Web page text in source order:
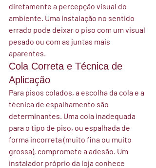
diretamente a percepção visual do
ambiente. Uma instalação no sentido
errado pode deixar o piso com um visual
pesado ou com as juntas mais
aparentes.
Cola Correta e Técnica de
Aplicação
Para pisos colados, a escolha da cola e a
técnica de espalhamento são
determinantes. Uma cola inadequada
para o tipo de piso, ou espalhada de
forma incorreta (muito fina ou muito
grossa), compromete a adesão. Um
instalador próprio da loja conhece